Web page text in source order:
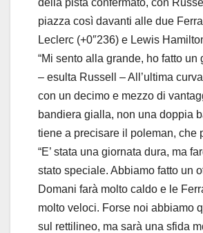
piazza così davanti alle due
Leclerc (+0″236) e Lewis
“Mi sento alla grande, ho fatto un
– esulta Russell – All’ultima
con un decimo e mezzo di
bandiera gialla, non una doppia
tiene a precisare il poleman, che
“E’ stata una giornata dura, ma
stato speciale. Abbiamo fatto un
Domani farà molto caldo e le
molto veloci. Forse noi abbiamo
sul rettilineo, ma sarà una sfida